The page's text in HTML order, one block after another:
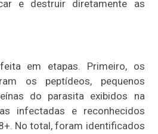
e destruir diretamente as
em etapas. Primeiro, os
os peptídeos, pequenos
do parasita exibidos na
infectadas e reconhecidos
No total, foram identificados